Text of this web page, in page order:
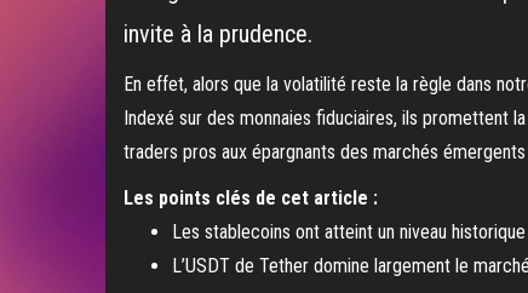
invite à la prudence.
En effet, alors que la volatilité reste la règle dans
Indexé sur des monnaies fiduciaires, ils promettent la
traders pros aux épargnants des marchés
Les points clés de cet article :
Les stablecoins ont atteint un niveau
L’USDT de Tether domine largement le